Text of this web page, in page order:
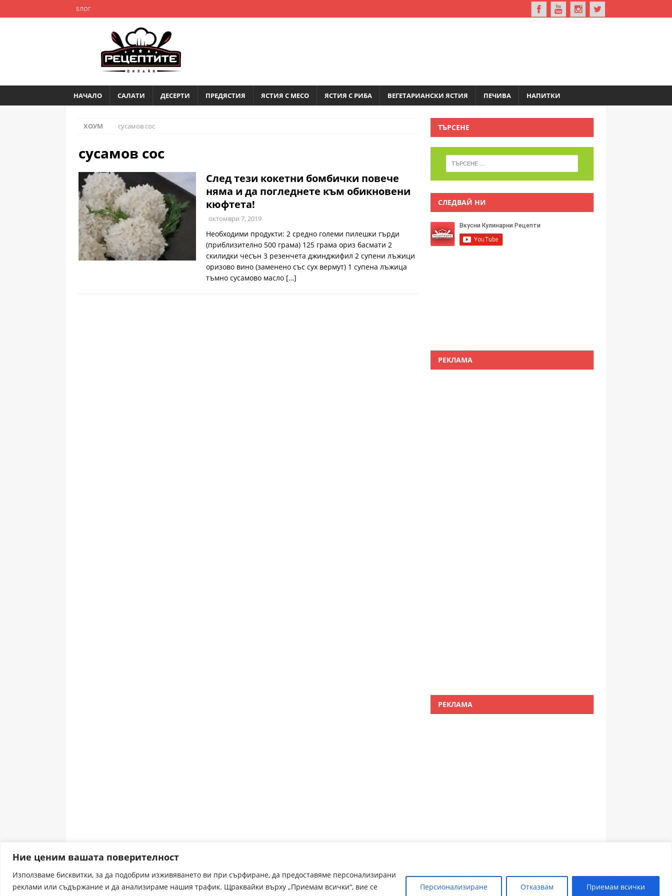
Ние ценим вашата поверителност
Използваме бисквитки, за да подобрим изживяването ви при сърфиране, да предоставяме персонализирани
реклами или съдържание и да анализираме нашия трафик. Щраквайки върху „Приемам всички“, вие се
Персионализиране Отказвам Приемам всички
БЛОГ
НАЧАЛО САЛАТИ ДЕСЕРТИ ПРЕДЯСТИЯ ЯСТИЯ С МЕСО ЯСТИЯ С РИБА ВЕГЕТАРИАНСКИ ЯСТИЯ ПЕЧИВА НАПИТКИ
ХОУМ сусамов сос
сусамов сос
След тези кокетни бомбички повече
няма и да погледнете към обикновени
кюфтета!
октомври 7, 2019
Необходими продукти: 2 средно големи пилешки гърди
(приблизително 500 грама) 125 грама ориз басмати 2
скилидки чесън 3 резенчета джинджифил 2 супени лъжици
оризово вино (заменено със сух вермут) 1 супена лъжица
тъмно сусамово масло […]
ТЪРСЕНЕ
СЛЕДВАЙ НИ
РЕКЛАМА
РЕКЛАМА
ЗЪБОЛЕКАР ПЛОВДИВ